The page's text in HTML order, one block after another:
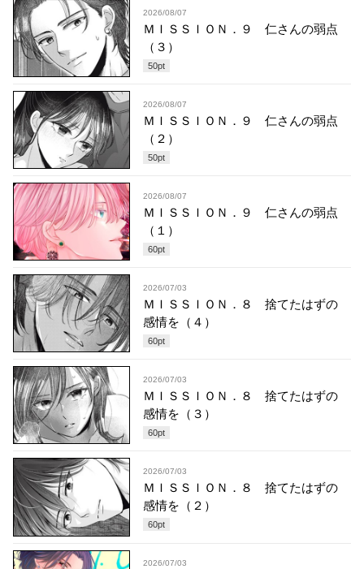
2026/08/07
ＭＩＳＳＩＯＮ．９ 仁さんの弱点
（３）
50pt
2026/08/07
ＭＩＳＳＩＯＮ．９ 仁さんの弱点
（２）
50pt
2026/08/07
ＭＩＳＳＩＯＮ．９ 仁さんの弱点
（１）
60pt
2026/07/03
ＭＩＳＳＩＯＮ．８ 捨てたはずの
感情を（４）
60pt
2026/07/03
ＭＩＳＳＩＯＮ．８ 捨てたはずの
感情を（３）
60pt
2026/07/03
ＭＩＳＳＩＯＮ．８ 捨てたはずの
感情を（２）
60pt
2026/07/03